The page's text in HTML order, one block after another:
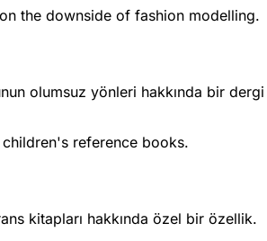
the downside of fashion modelling.
olumsuz yönleri hakkında bir dergi
reference books.
kitapları hakkında özel bir özellik.